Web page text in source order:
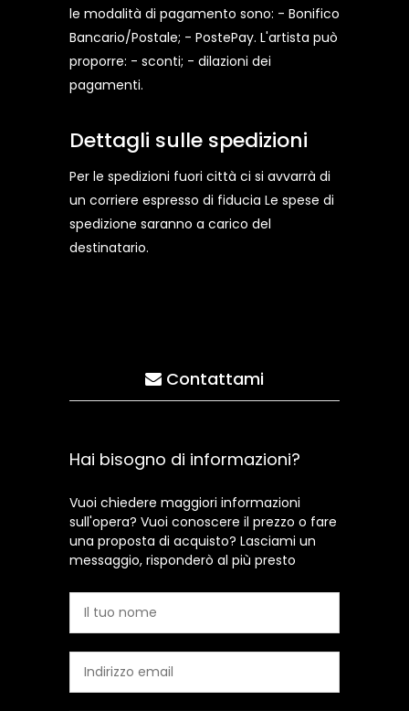
le modalità di pagamento sono: - Bonifico
Bancario/Postale; - PostePay. L'artista può
proporre: - sconti; - dilazioni dei
pagamenti.
Dettagli sulle spedizioni
Per le spedizioni fuori città ci si avvarrà di
un corriere espresso di fiducia Le spese di
spedizione saranno a carico del
destinatario.
Contattami
Hai bisogno di informazioni?
Vuoi chiedere maggiori informazioni
sull'opera? Vuoi conoscere il prezzo o fare
una proposta di acquisto? Lasciami un
messaggio, risponderò al più presto